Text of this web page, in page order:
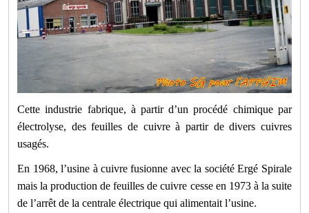
Cette industrie fabrique, à partir d’un procédé chimique par
électrolyse, des feuilles de cuivre à partir de divers cuivres
usagés.
En 1968, l’usine à cuivre fusionne avec la société Ergé Spirale
mais la production de feuilles de cuivre cesse en 1973 à la suite
de l’arrêt de la centrale électrique qui alimentait l’usine.